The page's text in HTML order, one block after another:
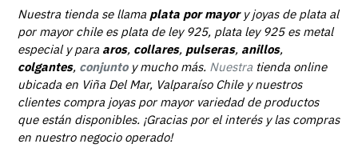
Nuestra tienda se llama plata por mayory joyas de plata al
por mayor chile es plata de ley 925, plata ley 925 es metal
especial y para aros, collares, pulseras, anillos,
colgantes, conjunto y mucho más. Nuestra tienda online
ubicada en Viña Del Mar, Valparaíso Chile y nuestros
clientes compra joyas por mayor variedad de productos
que están disponibles. ¡Gracias por el interés y las compras
en nuestro negocio operado!